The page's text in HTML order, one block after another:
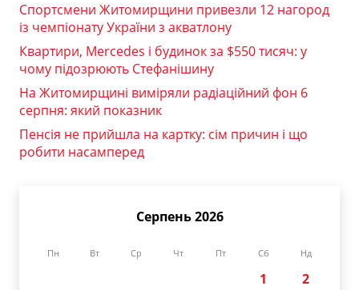
Спортсмени Житомирщини привезли 12 нагород
із чемпіонату України з акватлону
Квартири, Mercedes і будинок за $550 тисяч: у
чому підозрюють Стефанішину
На Житомирщині виміряли радіаційний фон 6
серпня: який показник
Пенсія не прийшла на картку: сім причин і що
робити насамперед
Серпень 2026
Пн Вт Ср Чт Пт Сб Нд
1
2